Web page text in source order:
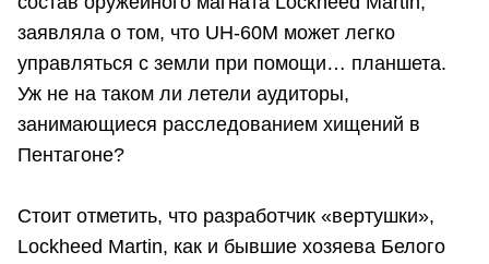
заявляла о том, что UH-60M может легко
управляться с земли при помощи… планшета.
Уж не на таком ли летели аудиторы,
занимающиеся расследованием хищений в
Пентагоне?
Стоит отметить, что разработчик «вертушки»,
Lockheed Martin, как и бывшие хозяева Белого